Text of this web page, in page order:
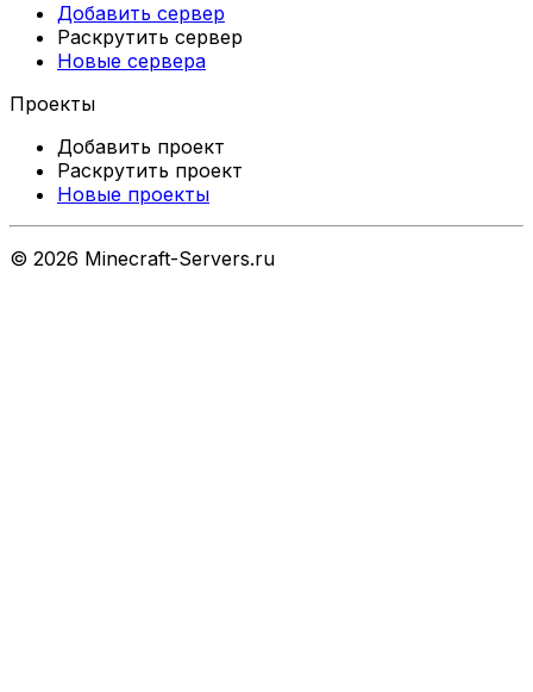
Добавить сервер
Раскрутить сервер
Новые сервера
Проекты
Добавить проект
Раскрутить проект
Новые проекты
© 2026 Minecraft-Servers.ru